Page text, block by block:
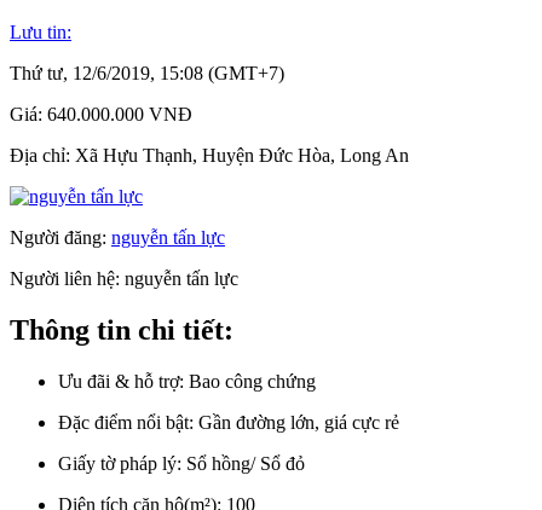
Lưu tin:
Thứ tư, 12/6/2019, 15:08 (GMT+7)
Giá: 640.000.000 VNĐ
Địa chỉ: Xã Hựu Thạnh, Huyện Đức Hòa, Long An
Người đăng: nguyễn tấn lực
Người liên hệ: nguyễn tấn lực
Thông tin chi tiết:
Ưu đãi & hỗ trợ: Bao công chứng
Đặc điểm nổi bật: Gần đường lớn, giá cực rẻ
Giấy tờ pháp lý: Sổ hồng/ Sổ đỏ
Diện tích căn hộ(m²): 100